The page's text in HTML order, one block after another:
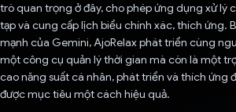
trò quan trọng ở đây, cho phép ứng dụng xử lý
tạp và cung cấp lịch biểu chính xác, thích ứng.
mạnh của Gemini, AjoRelax phát triển cùng
một công cụ quản lý thời gian mà còn là một
cao năng suất cá nhân, phát triển và thích ứng
được mục tiêu một cách hiệu quả.